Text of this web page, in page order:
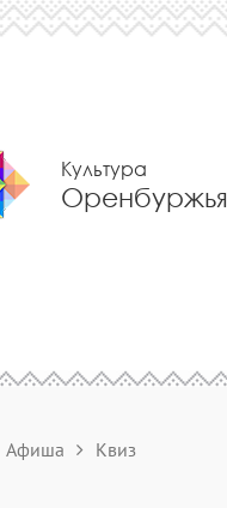
Культура
Оренбуржья
Афиша Квиз